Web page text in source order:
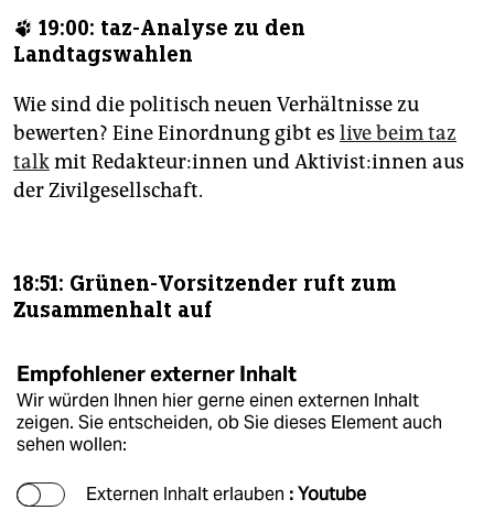
🐾 19:00: taz-Analyse zu den
Landtagswahlen
Wie sind die politisch neuen Verhältnisse zu
bewerten? Eine Einordnung gibt es live beim taz
talkmit Re­dak­teu­r:in­nen und Ak­ti­vis­t:in­nen aus
der Zivilgesellschaft.
18:51: Grünen-Vorsitzender ruft zum
Zusammenhalt auf
Empfohlener externer Inhalt
Wir würden Ihnen hier gerne einen externen Inhalt
zeigen. Sie entscheiden, ob Sie dieses Element auch
sehen wollen:
Externen Inhalt erlauben : Youtube